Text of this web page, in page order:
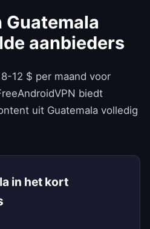
Guatemala
aanbieders
12 $ per maand voor
biedt
uit Guatemala volledig
in het kort